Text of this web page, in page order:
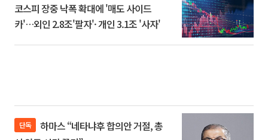
코스피 장중 낙폭 확대에 '매도 사이드
카'…외인 2.8조'팔자'· 개인 3.1조 '사자'
단독